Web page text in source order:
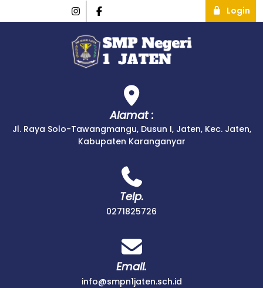
Login
Alamat :
Jl. Raya Solo-Tawangmangu, Dusun I, Jaten, Kec. Jaten,
Kabupaten Karanganyar
Telp.
0271825726
Email.
info@smpn1jaten.sch.id